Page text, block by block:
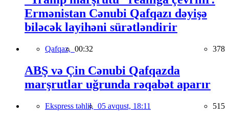
Ermənistan Cənubi Qafqazı dəyişə
biləcək layihəni sürətləndirir
Qafqaz, 00:32 378
ABŞ və Çin Cənubi Qafqazda
marşrutlar uğrunda rəqabət aparır
Ekspress təhlil, 05 avqust, 18:11 515